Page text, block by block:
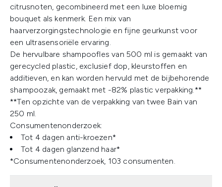
citrusnoten, gecombineerd met een luxe bloemig
bouquet als kenmerk. Een mix van
haarverzorgingstechnologie en fijne geurkunst voor
een ultrasensoriële ervaring.
De hervulbare shampoofles van 500 ml is gemaakt van
gerecycled plastic, exclusief dop, kleurstoffen en
additieven, en kan worden hervuld met de bijbehorende
shampoozak, gemaakt met -82% plastic verpakking.**
**Ten opzichte van de verpakking van twee Bain van
250 ml.
Consumentenonderzoek:
Tot 4 dagen anti-kroezen*
Tot 4 dagen glanzend haar*
*Consumentenonderzoek, 103 consumenten.